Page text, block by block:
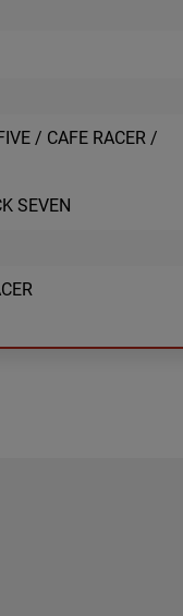
/ CAFE RACER /
SEVEN